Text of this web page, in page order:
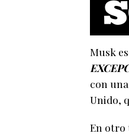
Musk
con
Unido,
En otro